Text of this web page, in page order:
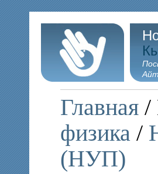
Главная /
физика /
(НУП)